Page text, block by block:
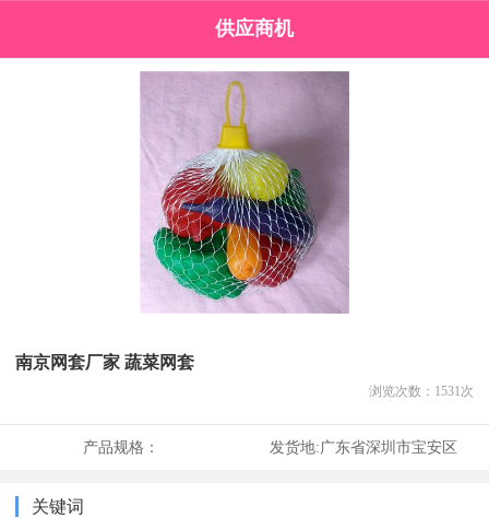
供应商机
南京网套厂家 蔬菜网套
浏览次数： 1531 次
产品规格： 发货地:广东省深圳市宝安区
关键词